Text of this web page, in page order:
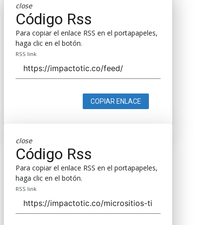
close
Código Rss
Para copiar el enlace RSS en el portapapeles,
haga clic en el botón.
RSS link
COPIAR ENLACE
close
Código Rss
Para copiar el enlace RSS en el portapapeles,
haga clic en el botón.
RSS link